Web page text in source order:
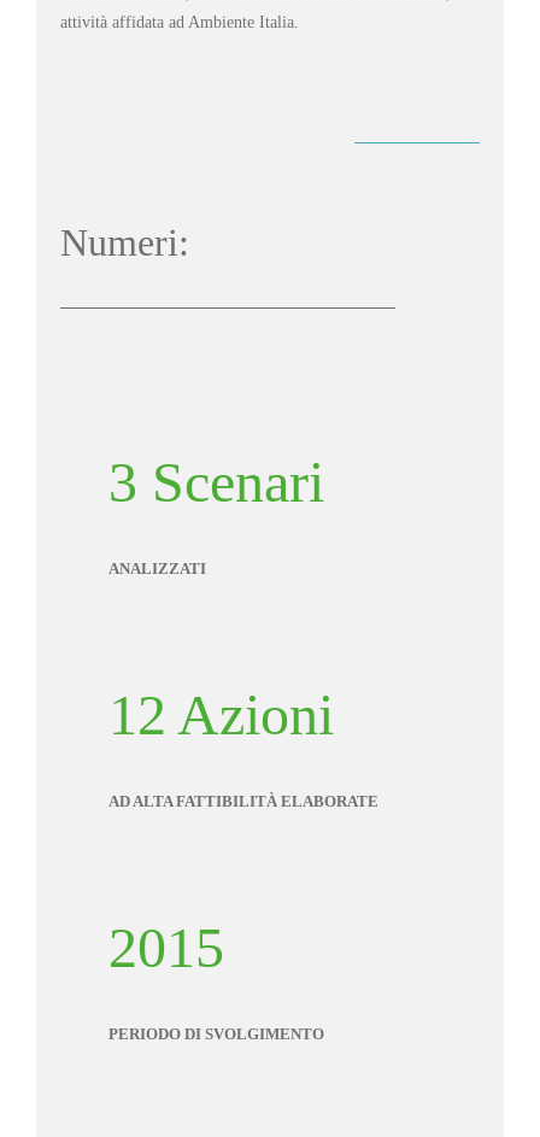
attività affidata ad Ambiente Italia.
Numeri:
3 Scenari
ANALIZZATI
12 Azioni
AD ALTA FATTIBILITÀ ELABORATE
2015
PERIODO DI SVOLGIMENTO